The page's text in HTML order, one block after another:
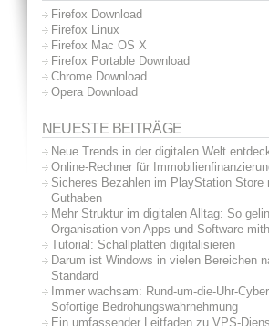
Firefox Download
Firefox Linux
Firefox Mac OS X
Firefox Portable Download
Chrome Download
Opera Download
NEUESTE BEITRÄGE
Neue Trends in der digitalen Welt
Online-Rechner für
Sicheres Bezahlen im PlayStation Store
Guthaben
Mehr Struktur im digitalen Alltag: So
Organisation von Apps und Software
Tutorial: Schallplatten digitalisieren
Darum ist Windows in vielen Bereichen
Standard
Immer wachsam: Rund-um-die-Uhr-
Sofortige Bedrohungswahrnehmung
Ein umfassender Leitfaden zu VPS-